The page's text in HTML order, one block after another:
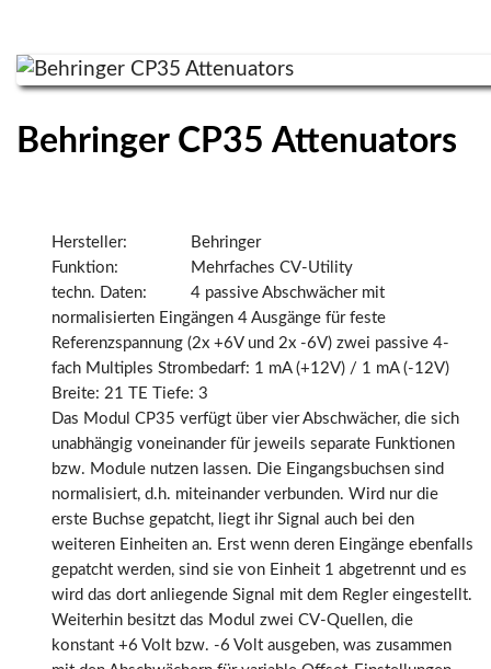
Behringer CP35 Attenuators
Hersteller:
Behringer
Funktion:
Mehrfaches CV-Utility
techn. Daten:
4 passive Abschwächer mit
normalisierten Eingängen 4 Ausgänge für feste
Referenzspannung (2x +6V und 2x -6V) zwei passive 4-
fach Multiples Strombedarf: 1 mA (+12V) / 1 mA (-12V)
Breite: 21 TE Tiefe: 3
Das Modul CP35 verfügt über vier Abschwächer, die sich
unabhängig voneinander für jeweils separate Funktionen
bzw. Module nutzen lassen. Die Eingangsbuchsen sind
normalisiert, d.h. miteinander verbunden. Wird nur die
erste Buchse gepatcht, liegt ihr Signal auch bei den
weiteren Einheiten an. Erst wenn deren Eingänge ebenfalls
gepatcht werden, sind sie von Einheit 1 abgetrennt und es
wird das dort anliegende Signal mit dem Regler eingestellt.
Weiterhin besitzt das Modul zwei CV-Quellen, die
konstant +6 Volt bzw. -6 Volt ausgeben, was zusammen